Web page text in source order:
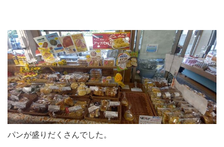
パンが盛りだくさんでした。